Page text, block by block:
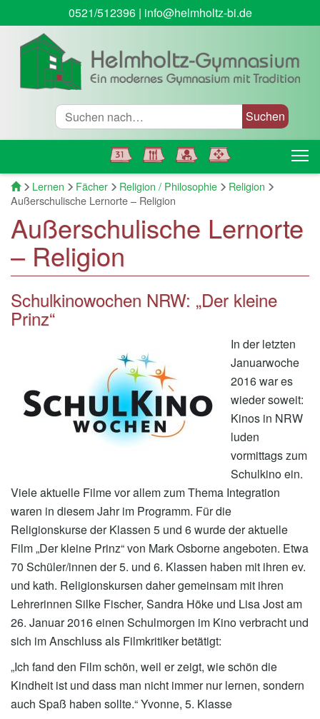
0521/512396| info@helmholtz-bi.de
Suche
Startseite
Lernen Fächer Religion / Philosophie
Religion
Außerschulische Lernorte – Religion
Außerschulische Lernorte
– Religion
Schulkinowochen NRW: „Der kleine
Prinz“
In der letzten
Januarwoche
2016 war es
wieder soweit:
Kinos in NRW
luden
vormittags zum
Schulkino ein.
Viele aktuelle Filme vor allem zum Thema Integration
waren in diesem Jahr im Programm. Für die
Religionskurse der Klassen 5 und 6 wurde der aktuelle
Film „Der kleine Prinz“ von Mark Osborne angeboten. Etwa
70 Schüler/innen der 5. und 6. Klassen haben mit ihren ev.
und kath. Religionskursen daher gemeinsam mit ihren
Lehrerinnen Silke Fischer, Sandra Höke und Lisa Jost am
26. Januar 2016 einen Schulmorgen im Kino verbracht und
sich im Anschluss als Filmkritiker betätigt:
„Ich fand den Film schön, weil er zeigt, wie schön die
Kindheit ist und dass man nicht immer nur lernen, sondern
auch Spaß haben sollte.“ Yvonne, 5. Klasse